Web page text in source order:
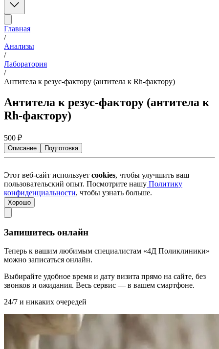
Главная
/
Анализы
/
Лаборатория
/
Антитела к резус-фактору (антитела к Rh-фактору)
Антитела к резус-фактору (антитела к
Rh-фактору)
500 ₽
Описание Подготовка
Этот веб-сайт использует cookies, чтобы улучшить ваш
пользовательский опыт. Посмотрите нашу Политику
конфиденциальности, чтобы узнать больше.
Хорошо
Запишитесь онлайн
Теперь к вашим любимым специалистам «4Д Поликлиники»
можно записаться онлайн.
Выбирайте удобное время и дату визита прямо на сайте, без
звонков и ожидания. Весь сервис — в вашем смартфоне.
24/7 и никаких очередей